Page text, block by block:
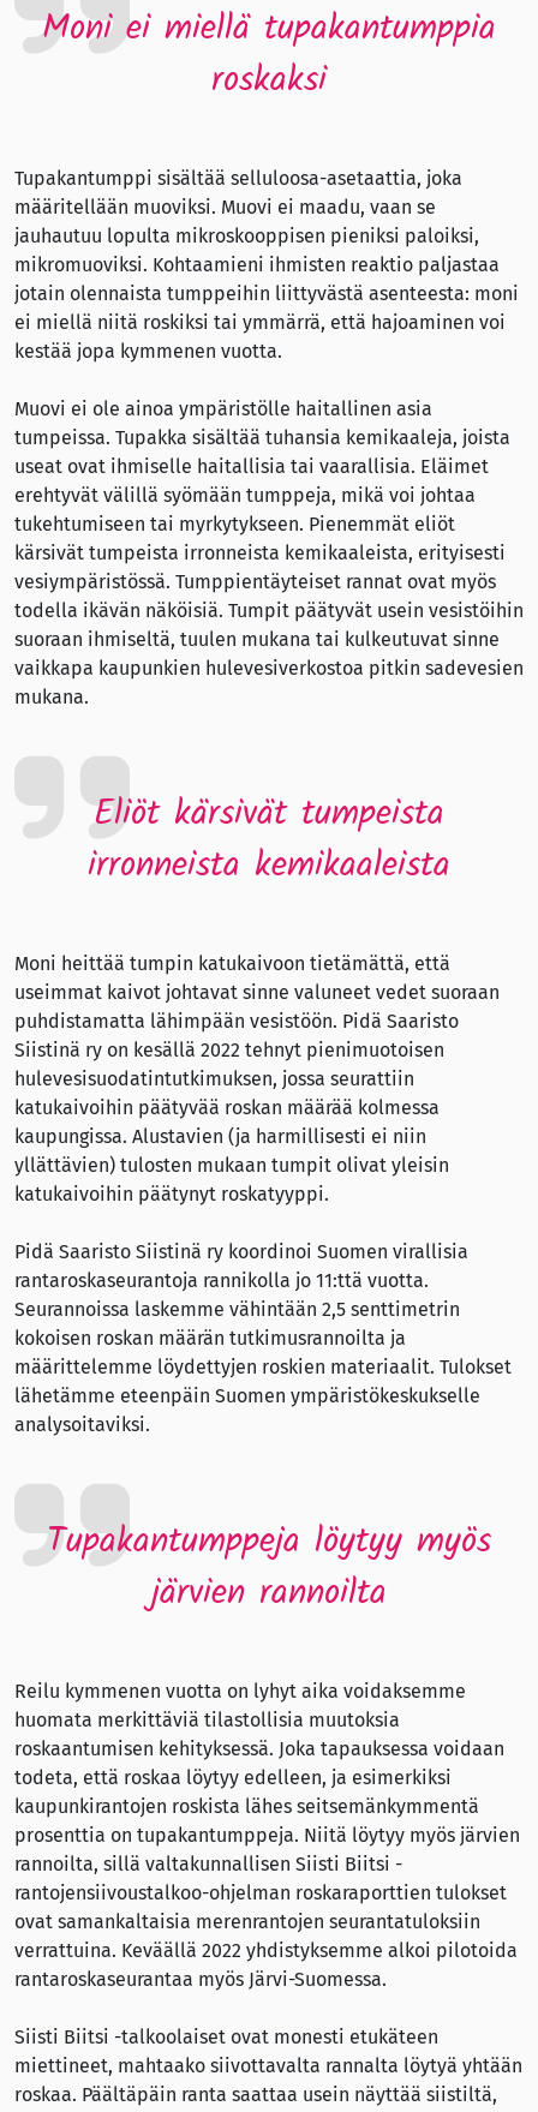
Moni ei miellä tupakantumppia
roskaksi
Tupakantumppi sisältää selluloosa-asetaattia, joka
määritellään muoviksi. Muovi ei maadu, vaan se
jauhautuu lopulta mikroskooppisen pieniksi paloiksi,
mikromuoviksi. Kohtaamieni ihmisten reaktio paljastaa
jotain olennaista tumppeihin liittyvästä asenteesta: moni
ei miellä niitä roskiksi tai ymmärrä, että hajoaminen voi
kestää jopa kymmenen vuotta.
Muovi ei ole ainoa ympäristölle haitallinen asia
tumpeissa. Tupakka sisältää tuhansia kemikaaleja, joista
useat ovat ihmiselle haitallisia tai vaarallisia. Eläimet
erehtyvät välillä syömään tumppeja, mikä voi johtaa
tukehtumiseen tai myrkytykseen. Pienemmät eliöt
kärsivät tumpeista irronneista kemikaaleista, erityisesti
vesiympäristössä. Tumppientäyteiset rannat ovat myös
todella ikävän näköisiä. Tumpit päätyvät usein vesistöihin
suoraan ihmiseltä, tuulen mukana tai kulkeutuvat sinne
vaikkapa kaupunkien hulevesiverkostoa pitkin sadevesien
mukana.
Eliöt kärsivät tumpeista
irronneista kemikaaleista
Moni heittää tumpin katukaivoon tietämättä, että
useimmat kaivot johtavat sinne valuneet vedet suoraan
puhdistamatta lähimpään vesistöön. Pidä Saaristo
Siistinä ry on kesällä 2022 tehnyt pienimuotoisen
hulevesisuodatintutkimuksen, jossa seurattiin
katukaivoihin päätyvää roskan määrää kolmessa
kaupungissa. Alustavien (ja harmillisesti ei niin
yllättävien) tulosten mukaan tumpit olivat yleisin
katukaivoihin päätynyt roskatyyppi.
Pidä Saaristo Siistinä ry koordinoi Suomen virallisia
rantaroskaseurantoja rannikolla jo 11:ttä vuotta.
Seurannoissa laskemme vähintään 2,5 senttimetrin
kokoisen roskan määrän tutkimusrannoilta ja
määrittelemme löydettyjen roskien materiaalit. Tulokset
lähetämme eteenpäin Suomen ympäristökeskukselle
analysoitaviksi.
Tupakantumppeja löytyy myös
järvien rannoilta
Reilu kymmenen vuotta on lyhyt aika voidaksemme
huomata merkittäviä tilastollisia muutoksia
roskaantumisen kehityksessä. Joka tapauksessa voidaan
todeta, että roskaa löytyy edelleen, ja esimerkiksi
kaupunkirantojen roskista lähes seitsemänkymmentä
prosenttia on tupakantumppeja. Niitä löytyy myös järvien
rannoilta, sillä valtakunnallisen Siisti Biitsi -
rantojensiivoustalkoo-ohjelman roskaraporttien tulokset
ovat samankaltaisia merenrantojen seurantatuloksiin
verrattuina. Keväällä 2022 yhdistyksemme alkoi pilotoida
rantaroskaseurantaa myös Järvi-Suomessa.
Siisti Biitsi -talkoolaiset ovat monesti etukäteen
miettineet, mahtaako siivottavalta rannalta löytyä yhtään
roskaa. Päältäpäin ranta saattaa usein näyttää siistiltä,